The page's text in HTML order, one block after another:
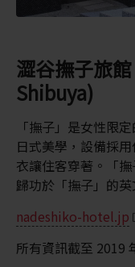
澀谷撫子旅
Shibuya)
「撫子」是女性限
日式美學，設備採
衣讓住客穿著。「
歸功於「撫子」的
nadeshiko-hotel.jp
所有資訊截至 2019